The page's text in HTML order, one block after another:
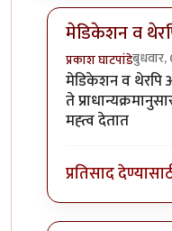
मेडिकेशन व
प्रकाश घाटपांडे
In reply to
मेडिकेशन व थेरपि
ते
मह्त्व देतात
प्रतिसाद